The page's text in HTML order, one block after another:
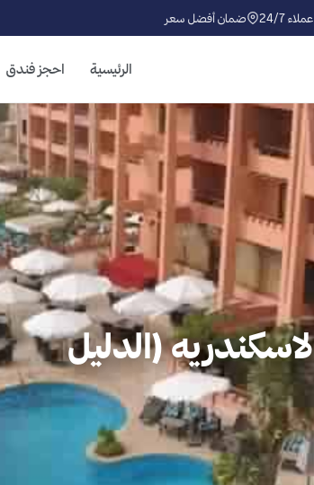
24/7 ضمان أفضل سعر
الرئيسية احجز فندق
(الدليل